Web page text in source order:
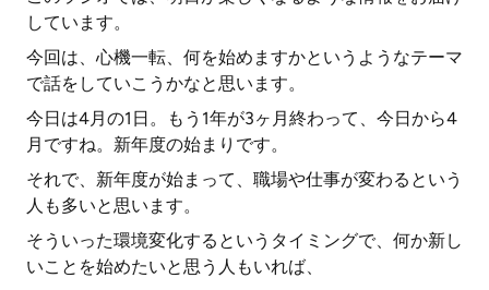
しています。
今回は、心機一転、何を始めますかというようなテーマ
で話をしていこうかなと思います。
今日は4月の1日。もう1年が3ヶ月終わって、今日から4
月ですね。新年度の始まりです。
それで、新年度が始まって、職場や仕事が変わるという
人も多いと思います。
そういった環境変化するというタイミングで、何か新し
いことを始めたいと思う人もいれば、